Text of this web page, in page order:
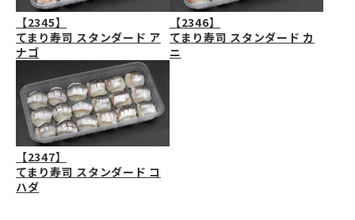
【2345】
てまり寿司 スタンダード ア
ナゴ
【2346】
てまり寿司 スタンダード カ
ニ
【2347】
てまり寿司 スタンダード コ
ハダ